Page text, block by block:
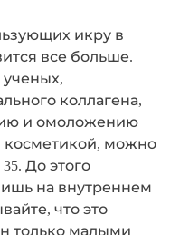
икру в
все больше.
коллагена,
и омоложению
косметикой, можно
До этого
на внутреннем
что это
только малыми